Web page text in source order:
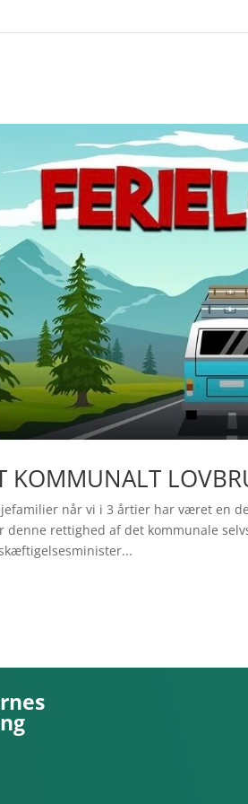
KOMMUNALT
når vi i 3 årtier har været en
denne rettighed af det kommunale